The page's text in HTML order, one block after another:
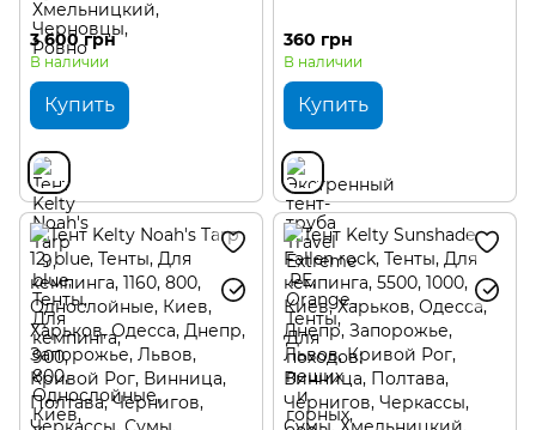
3 600 грн
В наличии
Купить
360 грн
В наличии
Купить